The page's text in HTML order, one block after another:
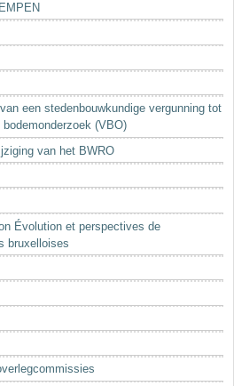
een stedenbouwkundige vergunning tot
(VBO)
van het BWRO
Évolution et perspectives de
bruxelloises